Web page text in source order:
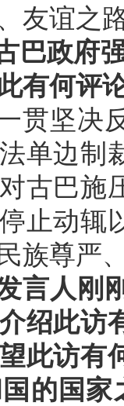
友谊之
巴政府
有何评
贯坚决
单边制
古巴施
止动辄
族尊严
言人刚
绍此访
此访有
的国家